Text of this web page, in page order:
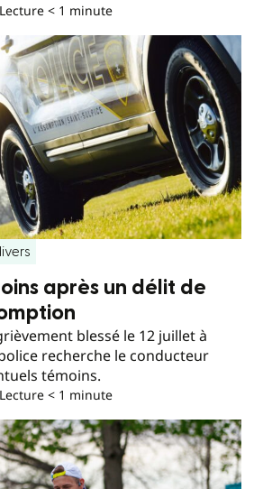
Lecture < 1 minute
après un délit de
blessé le 12 juillet à
recherche le conducteur
témoins.
Lecture < 1 minute